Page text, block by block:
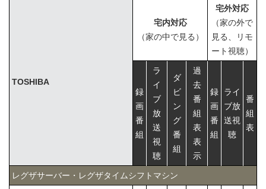
TOSHIBA
宅内対応
（家の中で見る）
宅外対応
（家の外で
見る、リモ
ート視聴）
録
画
番
組
ラ
イ
ブ
放
送
視
聴
ダ
ビ
ン
グ
番
組
過
去
番
組
表
表
示
録
画
番
組
ライ
ブ放
送視
聴
番
組
表
レグザサーバー・レグザタイムシフトマシン